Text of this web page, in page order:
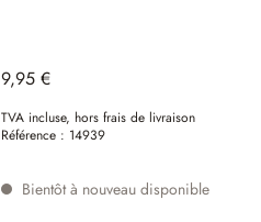
9,95 €
TVA incluse, hors frais de livraison
Référence : 14939
Bientôt à nouveau disponible